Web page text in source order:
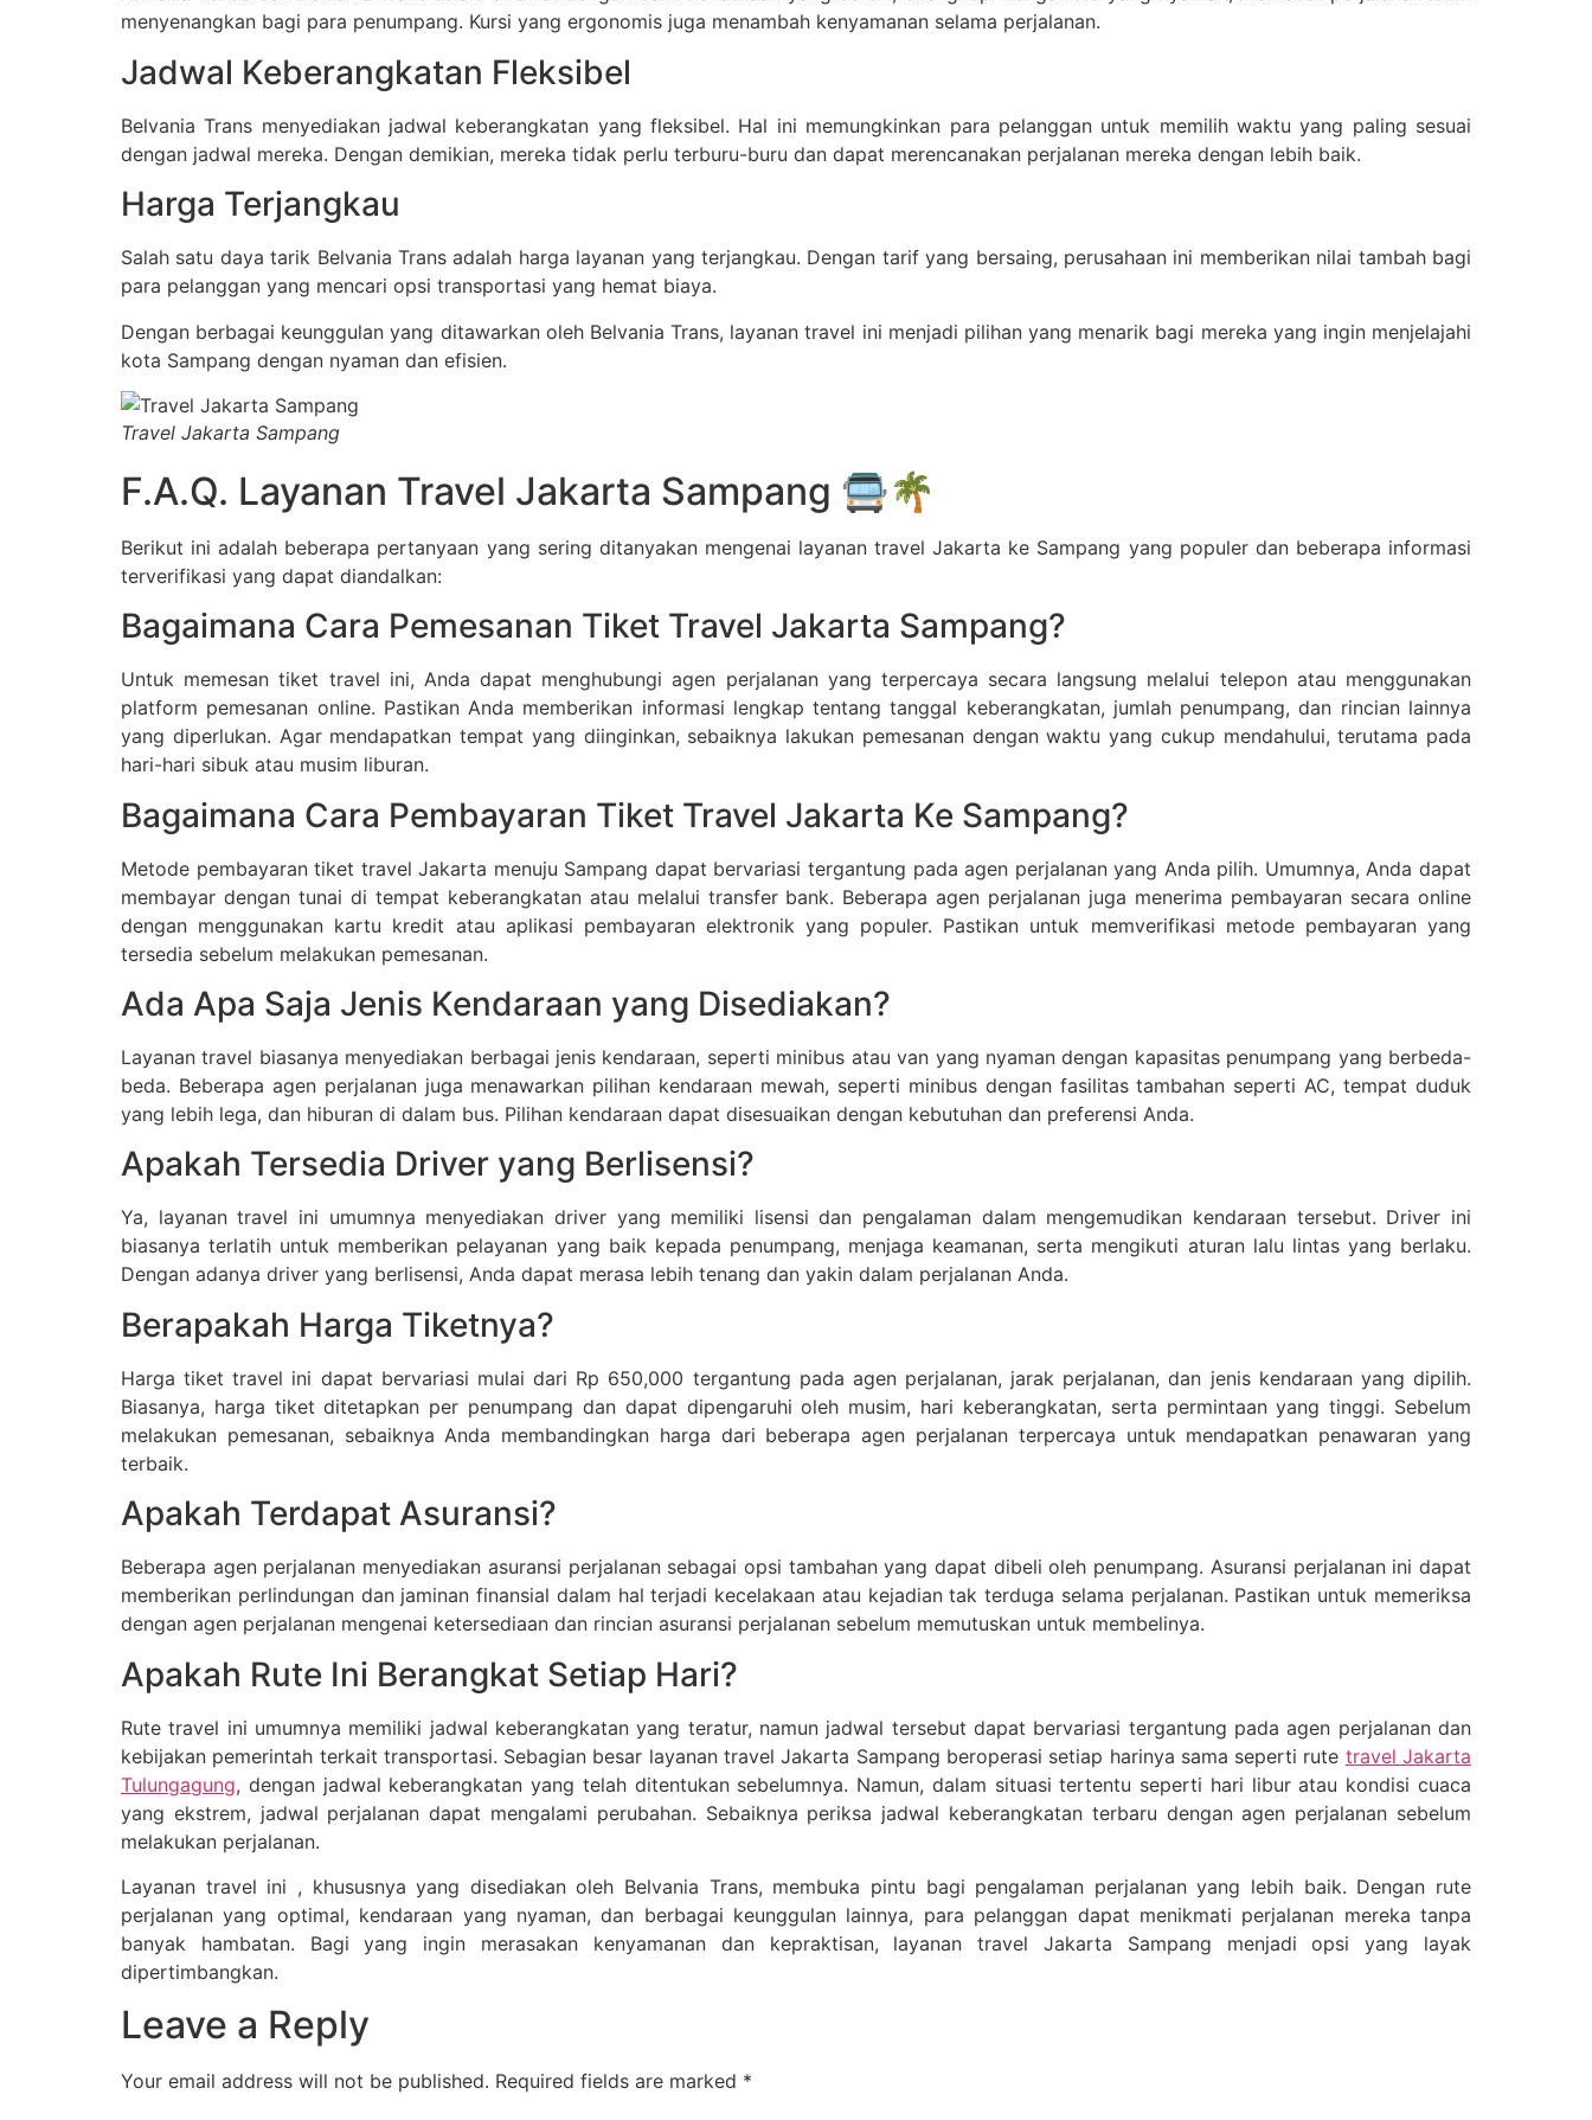
menyenangkan bagi para penumpang. Kursi yang ergonomis juga menambah kenyamanan selama perjalanan.
Jadwal Keberangkatan Fleksibel
Belvania Trans menyediakan jadwal keberangkatan yang fleksibel. Hal ini memungkinkan para pelanggan untuk memilih waktu yang paling sesuai
dengan jadwal mereka. Dengan demikian, mereka tidak perlu terburu-buru dan dapat merencanakan perjalanan mereka dengan lebih baik.
Harga Terjangkau
Salah satu daya tarik Belvania Trans adalah harga layanan yang terjangkau. Dengan tarif yang bersaing, perusahaan ini memberikan nilai tambah bagi
para pelanggan yang mencari opsi transportasi yang hemat biaya.
Dengan berbagai keunggulan yang ditawarkan oleh Belvania Trans, layanan travel ini menjadi pilihan yang menarik bagi mereka yang ingin menjelajahi
kota Sampang dengan nyaman dan efisien.
Travel Jakarta Sampang
F.A.Q. Layanan Travel Jakarta Sampang 🚍🌴
Berikut ini adalah beberapa pertanyaan yang sering ditanyakan mengenai layanan travel Jakarta ke Sampang yang populer dan beberapa informasi
terverifikasi yang dapat diandalkan:
Bagaimana Cara Pemesanan Tiket Travel Jakarta Sampang?
Untuk memesan tiket travel ini, Anda dapat menghubungi agen perjalanan yang terpercaya secara langsung melalui telepon atau menggunakan
platform pemesanan online. Pastikan Anda memberikan informasi lengkap tentang tanggal keberangkatan, jumlah penumpang, dan rincian lainnya
yang diperlukan. Agar mendapatkan tempat yang diinginkan, sebaiknya lakukan pemesanan dengan waktu yang cukup mendahului, terutama pada
hari-hari sibuk atau musim liburan.
Bagaimana Cara Pembayaran Tiket Travel Jakarta Ke Sampang?
Metode pembayaran tiket travel Jakarta menuju Sampang dapat bervariasi tergantung pada agen perjalanan yang Anda pilih. Umumnya, Anda dapat
membayar dengan tunai di tempat keberangkatan atau melalui transfer bank. Beberapa agen perjalanan juga menerima pembayaran secara online
dengan menggunakan kartu kredit atau aplikasi pembayaran elektronik yang populer. Pastikan untuk memverifikasi metode pembayaran yang
tersedia sebelum melakukan pemesanan.
Ada Apa Saja Jenis Kendaraan yang Disediakan?
Layanan travel biasanya menyediakan berbagai jenis kendaraan, seperti minibus atau van yang nyaman dengan kapasitas penumpang yang berbeda-
beda. Beberapa agen perjalanan juga menawarkan pilihan kendaraan mewah, seperti minibus dengan fasilitas tambahan seperti AC, tempat duduk
yang lebih lega, dan hiburan di dalam bus. Pilihan kendaraan dapat disesuaikan dengan kebutuhan dan preferensi Anda.
Apakah Tersedia Driver yang Berlisensi?
Ya, layanan travel ini umumnya menyediakan driver yang memiliki lisensi dan pengalaman dalam mengemudikan kendaraan tersebut. Driver ini
biasanya terlatih untuk memberikan pelayanan yang baik kepada penumpang, menjaga keamanan, serta mengikuti aturan lalu lintas yang berlaku.
Dengan adanya driver yang berlisensi, Anda dapat merasa lebih tenang dan yakin dalam perjalanan Anda.
Berapakah Harga Tiketnya?
Harga tiket travel ini dapat bervariasi mulai dari Rp 650,000 tergantung pada agen perjalanan, jarak perjalanan, dan jenis kendaraan yang dipilih.
Biasanya, harga tiket ditetapkan per penumpang dan dapat dipengaruhi oleh musim, hari keberangkatan, serta permintaan yang tinggi. Sebelum
melakukan pemesanan, sebaiknya Anda membandingkan harga dari beberapa agen perjalanan terpercaya untuk mendapatkan penawaran yang
terbaik.
Apakah Terdapat Asuransi?
Beberapa agen perjalanan menyediakan asuransi perjalanan sebagai opsi tambahan yang dapat dibeli oleh penumpang. Asuransi perjalanan ini dapat
memberikan perlindungan dan jaminan finansial dalam hal terjadi kecelakaan atau kejadian tak terduga selama perjalanan. Pastikan untuk memeriksa
dengan agen perjalanan mengenai ketersediaan dan rincian asuransi perjalanan sebelum memutuskan untuk membelinya.
Apakah Rute Ini Berangkat Setiap Hari?
Rute travel ini umumnya memiliki jadwal keberangkatan yang teratur, namun jadwal tersebut dapat bervariasi tergantung pada agen perjalanan dan
kebijakan pemerintah terkait transportasi. Sebagian besar layanan travel Jakarta Sampang beroperasi setiap harinya sama seperti rute travel Jakarta
Tulungagung, dengan jadwal keberangkatan yang telah ditentukan sebelumnya. Namun, dalam situasi tertentu seperti hari libur atau kondisi cuaca
yang ekstrem, jadwal perjalanan dapat mengalami perubahan. Sebaiknya periksa jadwal keberangkatan terbaru dengan agen perjalanan sebelum
melakukan perjalanan.
Layanan travel ini , khususnya yang disediakan oleh Belvania Trans, membuka pintu bagi pengalaman perjalanan yang lebih baik. Dengan rute
perjalanan yang optimal, kendaraan yang nyaman, dan berbagai keunggulan lainnya, para pelanggan dapat menikmati perjalanan mereka tanpa
banyak hambatan. Bagi yang ingin merasakan kenyamanan dan kepraktisan, layanan travel Jakarta Sampang menjadi opsi yang layak
dipertimbangkan.
Leave a Reply
Your email address will not be published. Required fields are marked *